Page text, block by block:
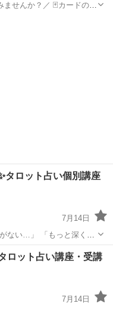
／ 🃏カードの意
タロット占い個別講座
7月14日
ない…」 「もっと深く相
して活動してみたいけ
占い
ロット占い講座・受講
7月14日